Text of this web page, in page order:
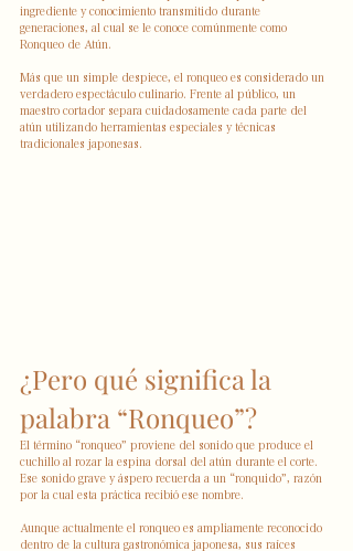
ingrediente y conocimiento transmitido durante
generaciones, al cual se le conoce comúnmente como
Ronqueo de Atún.
Más que un simple despiece, el ronqueo es considerado un
verdadero espectáculo culinario. Frente al público, un
maestro cortador separa cuidadosamente cada parte del
atún utilizando herramientas especiales y técnicas
tradicionales japonesas.
¿Pero qué significa la
palabra “Ronqueo”?
El término “ronqueo” proviene del sonido que produce el
cuchillo al rozar la espina dorsal del atún durante el corte.
Ese sonido grave y áspero recuerda a un “ronquido”, razón
por la cual esta práctica recibió ese nombre.
Aunque actualmente el ronqueo es ampliamente reconocido
dentro de la cultura gastronómica japonesa, sus raíces